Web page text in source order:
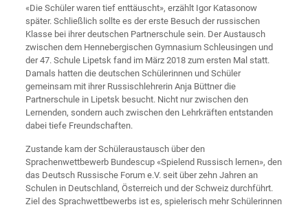
«Die Schüler waren tief enttäuscht», erzählt Igor Katasonow
später. Schließlich sollte es der erste Besuch der russischen
Klasse bei ihrer deutschen Partnerschule sein. Der Austausch
zwischen dem Hennebergischen Gymnasium Schleusingen und
der 47. Schule Lipetsk fand im März 2018 zum ersten Mal statt.
Damals hatten die deutschen Schülerinnen und Schüler
gemeinsam mit ihrer Russischlehrerin Anja Büttner die
Partnerschule in Lipetsk besucht. Nicht nur zwischen den
Lernenden, sondern auch zwischen den Lehrkräften entstanden
dabei tiefe Freundschaften.
Zustande kam der Schüleraustausch über den
Sprachenwettbewerb Bundescup «Spielend Russisch lernen», den
das Deutsch Russische Forum e.V. seit über zehn Jahren an
Schulen in Deutschland, Österreich und der Schweiz durchführt.
Ziel des Sprachwettbewerbs ist es, spielerisch mehr Schülerinnen